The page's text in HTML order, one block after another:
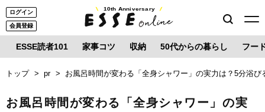
ログイン
会員登録
10th Anniversary
ESSE読者101 家事コツ 収納 50代からの暮らし フー
トップ pr お風呂時間が変わる「全身シャワー」の実力は？5分浴び
お風呂時間が変わる「全身シャワー」の実